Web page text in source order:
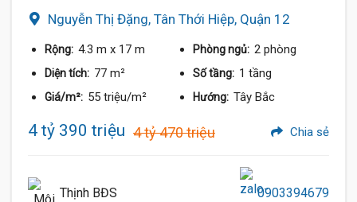
Nguyễn Thị Đặng, Tân Thới Hiệp, Quận 12
Rộng: 4.3 m x 17 m Phòng ngủ: 2 phòng
Diện tích: 77 m² Số tầng: 1 tầng
Giá/m²: 55 triệu/m² Hướng: Tây Bắc
4 tỷ 390 triệu 4 tỷ 470 triệu Chia sẻ
Thịnh BĐS 0903394679